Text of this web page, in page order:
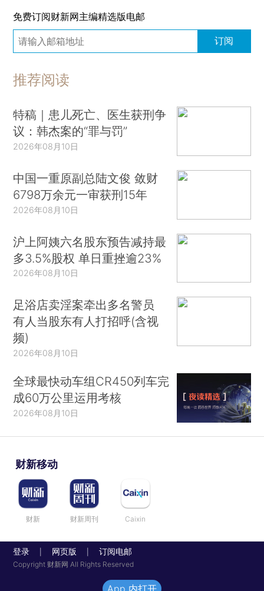
免费订阅财新网主编精选版电邮
订阅
推荐阅读
特稿｜患儿死亡、医生获刑争
议：韩杰案的“罪与罚”
2026年08月10日
中国一重原副总陆文俊 敛财
6798万余元一审获刑15年
2026年08月10日
沪上阿姨六名股东预告减持最
多3.5%股权 单日重挫逾23%
2026年08月10日
足浴店卖淫案牵出多名警员
有人当股东有人打招呼(含视
频)
2026年08月10日
全球最快动车组CR450列车完
成60万公里运用考核
2026年08月10日
财新移动
财新 财新周刊 Caixin
登录 网页版 订阅电邮
Copyright 财新网 All Rights Reserved
App 内打开